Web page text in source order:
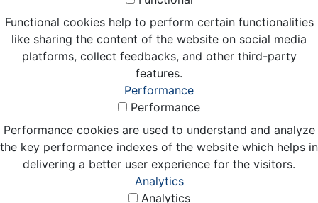
Functional cookies help to perform certain functionalities
like sharing the content of the website on social media
platforms, collect feedbacks, and other third-party
features.
Performance
Performance
Performance cookies are used to understand and analyze
the key performance indexes of the website which helps in
delivering a better user experience for the visitors.
Analytics
Analytics